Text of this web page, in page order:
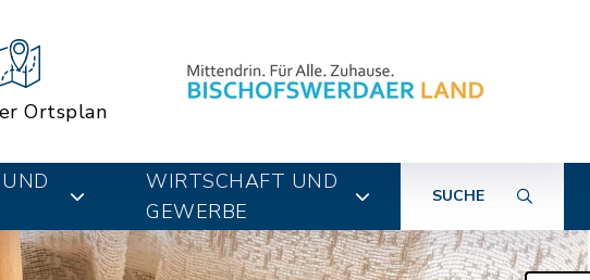
Ortsplan
WIRTSCHAFT UND
GEWERBE
SUCHE